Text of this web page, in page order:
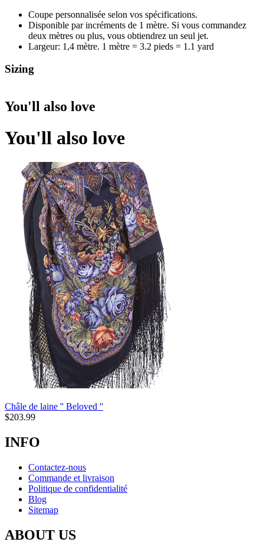
Coupe personnalisée selon vos spécifications.
Disponible par incréments de 1 mètre. Si vous commandez
deux mètres ou plus, vous obtiendrez un seul jet.
Largeur: 1,4 mètre. 1 mètre = 3.2 pieds = 1.1 yard
Sizing
You'll also love
You'll also love
Châle de laine '' Beloved ''
$203.99
INFO
Contactez-nous
Commande et livraison
Politique de confidentialité
Blog
Sitemap
ABOUT US